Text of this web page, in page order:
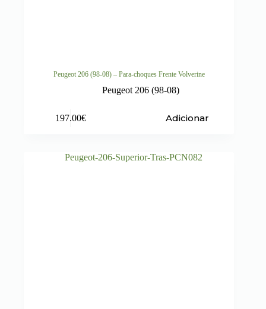
Peugeot 206 (98-08) – Para-choques Frente Volverine
Peugeot 206 (98-08)
197.00€ Adicionar